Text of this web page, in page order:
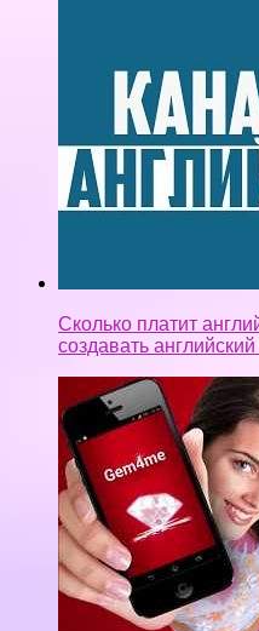
Сколько платит
создавать
Заработок в
для студентов